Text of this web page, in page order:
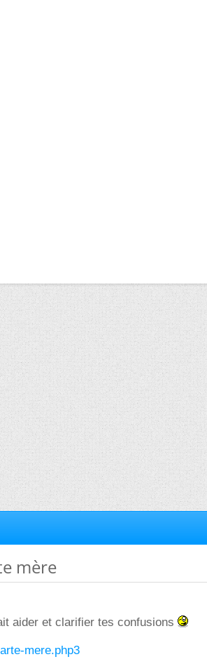
mère
aider et clarifier tes confusions
mere.php3